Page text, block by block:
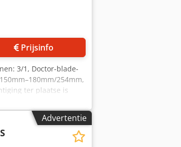
Prijsinfo
3/1, Doctor-blade-
254mm,
ter plaatse is
Advertentie